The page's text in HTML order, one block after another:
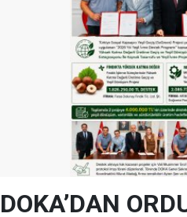
DOKA’DAN